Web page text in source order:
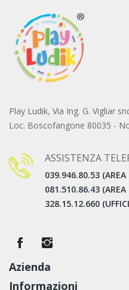
Play Ludik, Via Ing. G. Vigliar
Loc. Boscofangone 80035 -
ASSISTENZA
039.946.80.53 (AREA
081.510.86.43 (AREA
328.15.12.660
Azienda
Informazioni